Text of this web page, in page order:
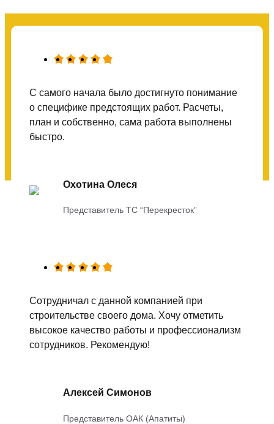
С самого начала было достигнуто понимание
о специфике предстоящих работ. Расчеты,
план и собственно, сама работа выполнены
быстро.
Охотина Олеся
Представитель ТС “Перекресток”
Сотрудничал с данной компанией при
строительстве своего дома. Хочу отметить
высокое качество работы и профессионализм
сотрудников. Рекомендую!
Алексей Симонов
Представитель ОАК (Апатиты)